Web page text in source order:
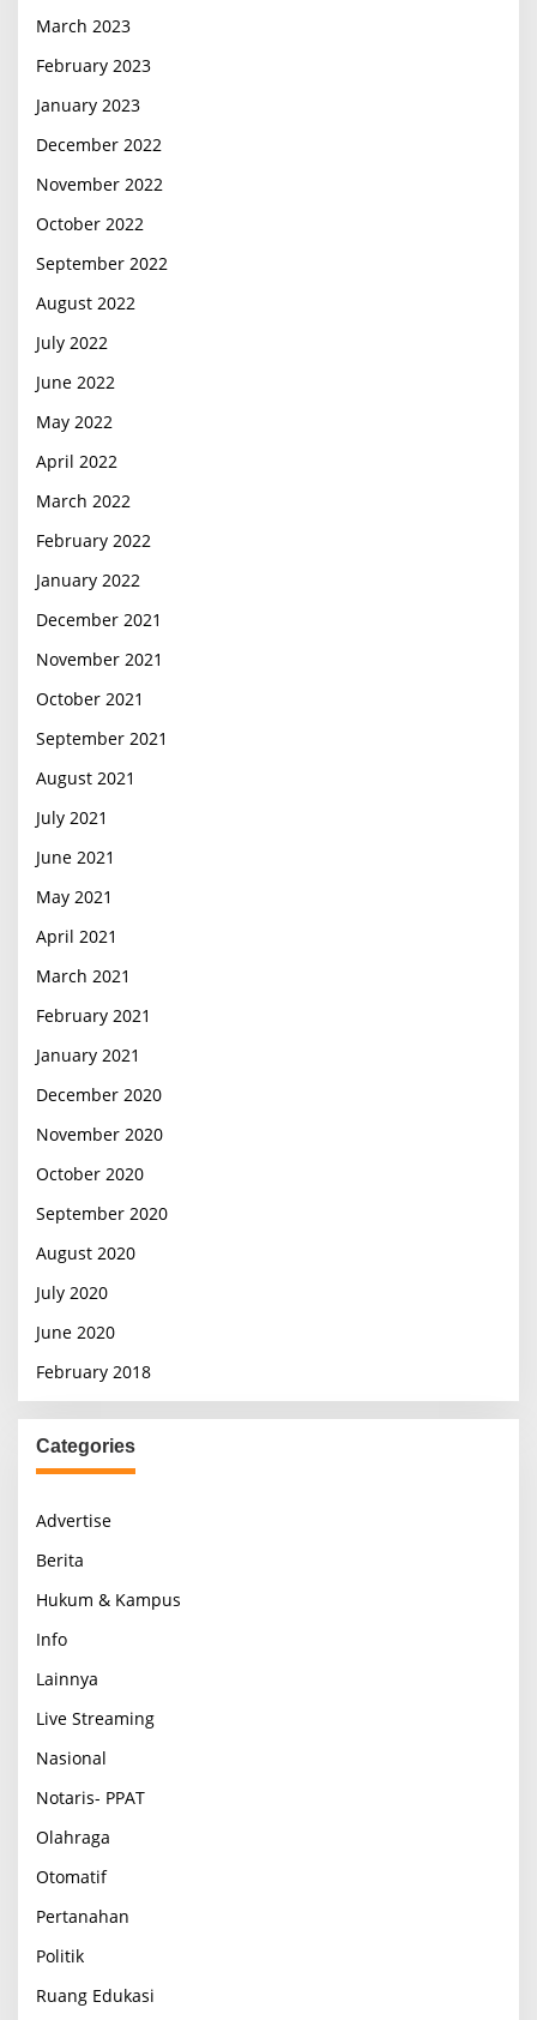
March 2023
February 2023
January 2023
December 2022
November 2022
October 2022
September 2022
August 2022
July 2022
June 2022
May 2022
April 2022
March 2022
February 2022
January 2022
December 2021
November 2021
October 2021
September 2021
August 2021
July 2021
June 2021
May 2021
April 2021
March 2021
February 2021
January 2021
December 2020
November 2020
October 2020
September 2020
August 2020
July 2020
June 2020
February 2018
Categories
Advertise
Berita
Hukum & Kampus
Info
Lainnya
Live Streaming
Nasional
Notaris- PPAT
Olahraga
Otomatif
Pertanahan
Politik
Ruang Edukasi